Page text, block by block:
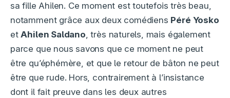
sa fille Ahilen. Ce moment est toutefois très beau,
notamment grâce aux deux comédiens Péré Yosko
etAhilen Saldano, très naturels, mais également
parce que nous savons que ce moment ne peut
être qu’éphémère, et que le retour de bâton ne peut
être que rude. Hors, contrairement à l’insistance
dont il fait preuve dans les deux autres